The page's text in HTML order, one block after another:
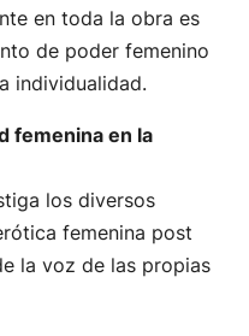
en toda la obra es
de poder femenino
individualidad.
femenina en la
los diversos
femenina post
la voz de las propias